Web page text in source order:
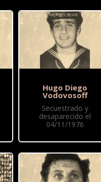
Hugo Diego
Vodovosoff
Secuestrado y
desaparecido el
04/11/1976